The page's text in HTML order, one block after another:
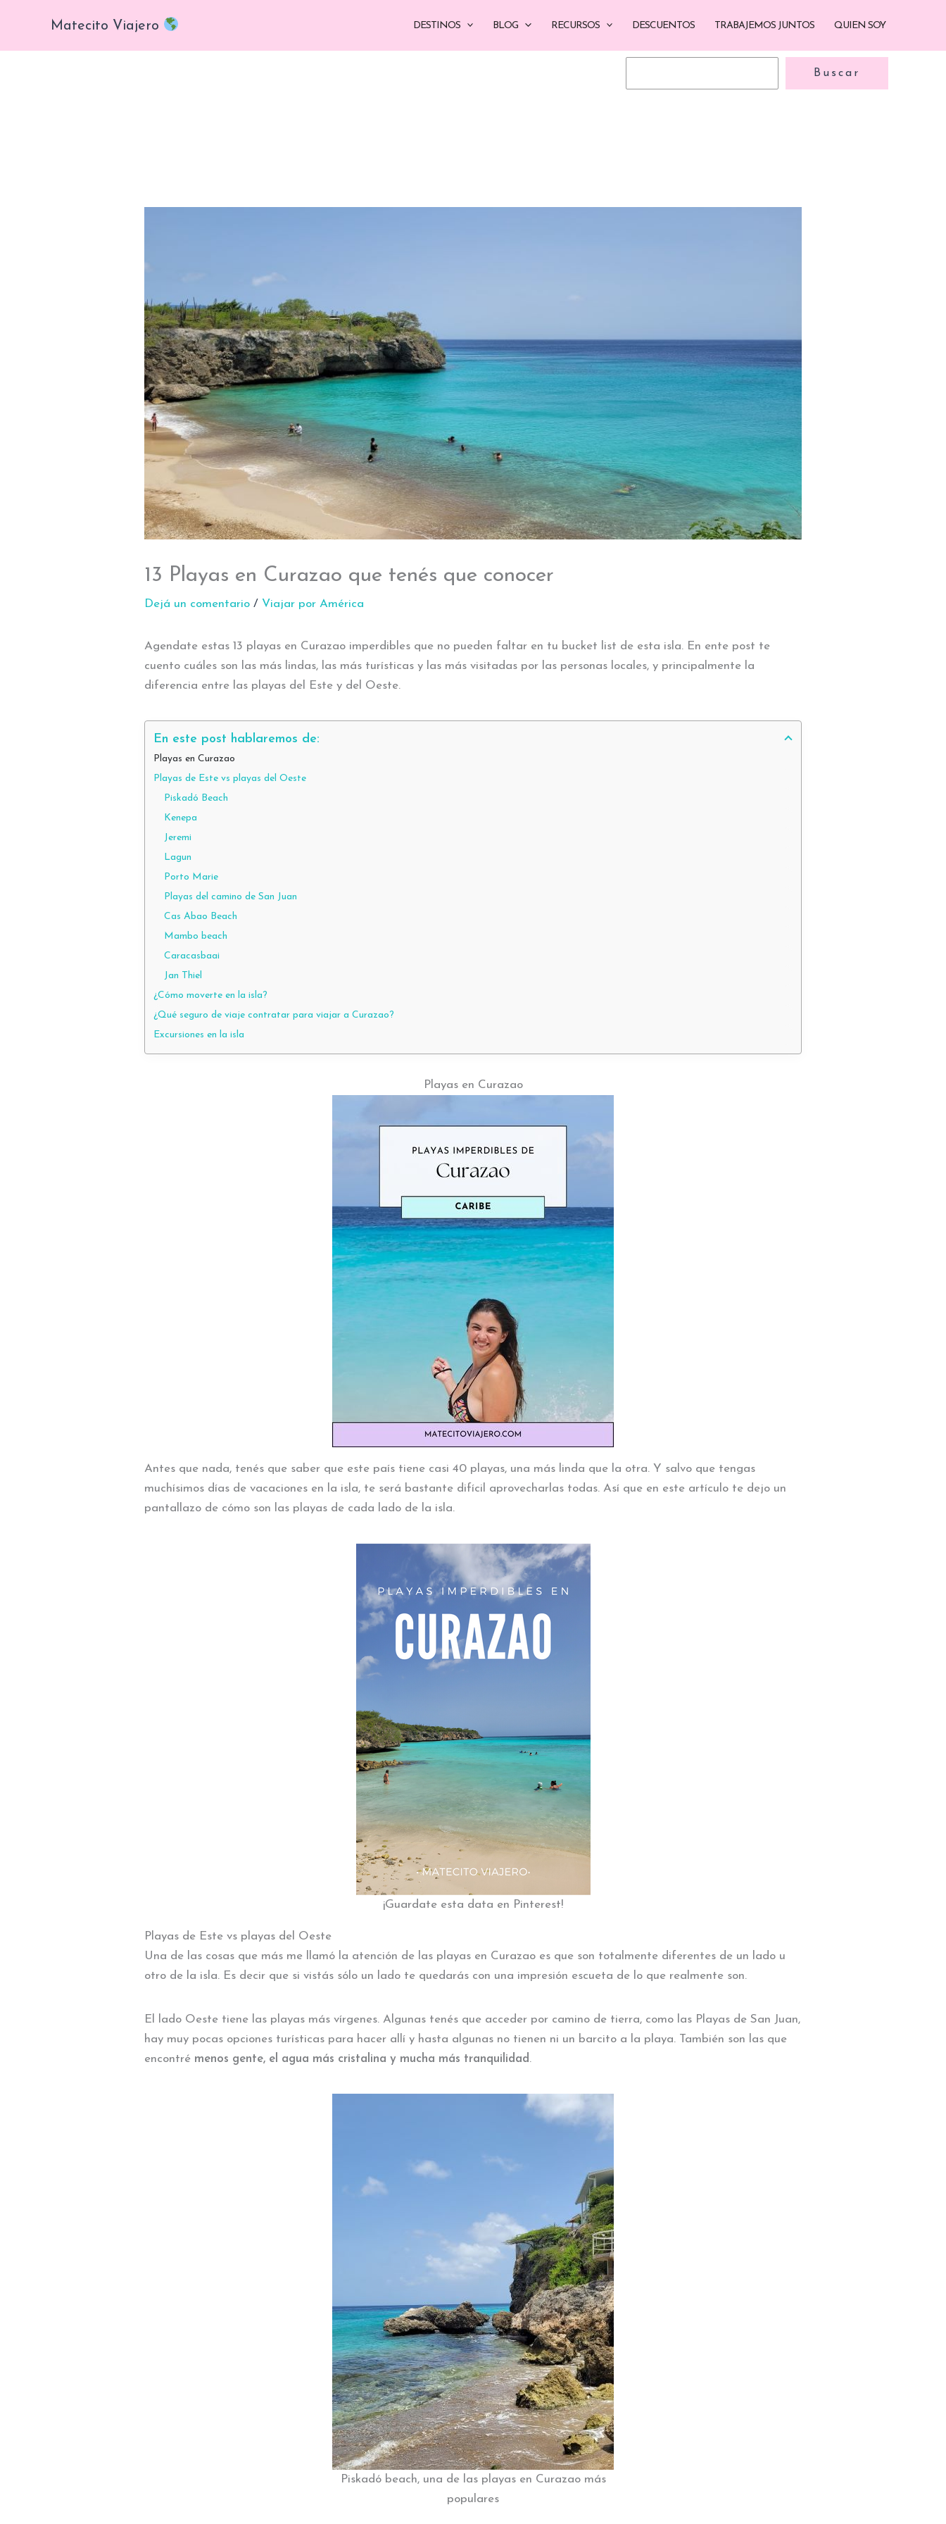
contenido
Matecito Viajero DESTINOS BLOG RECURSOS DESCUENTOS TRABAJEMOS JUNTOS QUIEN SOY
Buscar Buscar
13 Playas en Curazao que tenés que conocer
Dejá un comentario / Viajar por América
Agendate estas 13 playas en Curazao imperdibles que no pueden faltar en tu bucket list de esta isla. En ente post te
cuento cuáles son las más lindas, las más turísticas y las más visitadas por las personas locales, y principalmente la
diferencia entre las playas del Este y del Oeste.
En este post hablaremos de:
Playas en Curazao
Playas de Este vs playas del Oeste
Piskadó Beach
Kenepa
Jeremi
Lagun
Porto Marie
Playas del camino de San Juan
Cas Abao Beach
Mambo beach
Caracasbaai
Jan Thiel
¿Cómo moverte en la isla?
¿Qué seguro de viaje contratar para viajar a Curazao?
Excursiones en la isla
Playas en Curazao
Antes que nada, tenés que saber que este país tiene casi 40 playas, una más linda que la otra. Y salvo que tengas
muchísimos días de vacaciones en la isla, te será bastante difícil aprovecharlas todas. Así que en este artículo te dejo un
pantallazo de cómo son las playas de cada lado de la isla.
¡Guardate esta data en Pinterest!
Playas de Este vs playas del Oeste
Una de las cosas que más me llamó la atención de las playas en Curazao es que son totalmente diferentes de un lado u
otro de la isla. Es decir que si vistás sólo un lado te quedarás con una impresión escueta de lo que realmente son.
El lado Oeste tiene las playas más vírgenes. Algunas tenés que acceder por camino de tierra, como las Playas de San Juan,
hay muy pocas opciones turísticas para hacer allí y hasta algunas no tienen ni un barcito a la playa. También son las que
encontré menos gente, el agua más cristalina y mucha más tranquilidad .
Piskadó beach, una de las playas en Curazao más
populares